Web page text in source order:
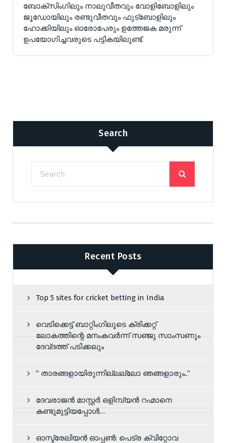
ബോക്‌സിംഗിലും നാലുവീതവും വോളിബോളിലും
ജൂഡോയിലും രണ്ടുവീതവും ഫുട്‌ബോളിലും
ഹോക്കിയിലും ഓരോപേരും ഉത്തേജക മരുന്ന്
ഉപയോഗിച്ചവരുടെ പട്ടികയിലുണ്ട്.
Search
Recent Posts
Top 5 sites for cricket betting in India
വെടിക്കെട്ട് ബാറ്റിംഗിലൂടെ ക്രിക്കറ്റ്
ലോകത്തിന്റെ മനംകവർന്ന് സഞ്ജു സാംസണും
ദേവ്ദത്ത് പടിക്കലും
“ താരങ്ങളായിരുന്നില്ലല്ലോ ഞങ്ങളാരും..”
ദേവരാജന്‍ മാസ്റ്റര്‍ ഒളിമ്പ്യൻ റഹ്മാനെ
കണ്ടുമുട്ടിയപ്പോൾ…
ഓസ്ട്രേലിയൻ ഓപ്പൺ: പെട്ര ക്വിറ്റോവ